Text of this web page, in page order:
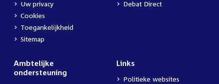
Uw privacy
Cookies
Toegankelijkheid
Sitemap
Debat Direct
Ambtelijke
ondersteuning
Links
Politieke websites